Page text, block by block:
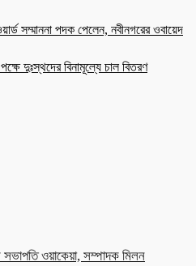
সম্মাননা পদক পেলেন, নবীনগরের ওবায়েদ
দুঃস্থদের বিনামূল্যে চাল বিতরণ
ওয়াকেয়া, সম্পাদক মিলন